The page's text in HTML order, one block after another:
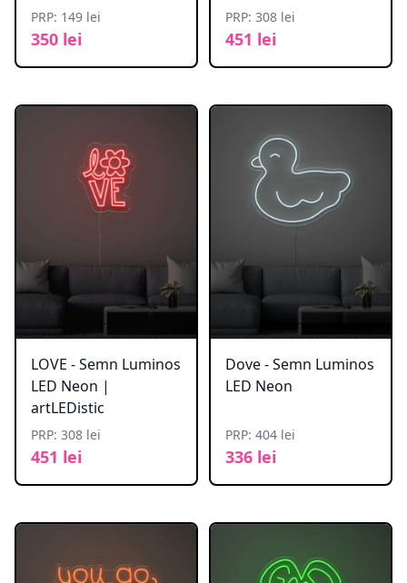
PRP: 149 lei
350 lei
PRP: 308 lei
451 lei
LOVE - Semn Luminos
LED Neon |
artLEDistic
PRP: 308 lei
451 lei
Dove - Semn Luminos
LED Neon
PRP: 404 lei
336 lei